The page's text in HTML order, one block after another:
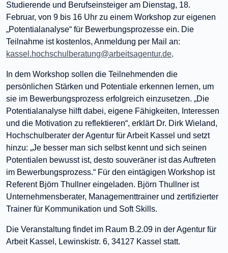
Studierende und Berufseinsteiger am Dienstag, 18.
Februar, von 9 bis 16 Uhr zu einem Workshop zur eigenen
„Potentialanalyse“ für Bewerbungsprozesse ein. Die
Teilnahme ist kostenlos, Anmeldung per Mail an:
kassel.hochschulberatung@arbeitsagentur.de.
In dem Workshop sollen die Teilnehmenden die
persönlichen Stärken und Potentiale erkennen lernen, um
sie im Bewerbungsprozess erfolgreich einzusetzen. „Die
Potentialanalyse hilft dabei, eigene Fähigkeiten, Interessen
und die Motivation zu reflektieren“, erklärt Dr. Dirk Wieland,
Hochschulberater der Agentur für Arbeit Kassel und setzt
hinzu: „Je besser man sich selbst kennt und sich seinen
Potentialen bewusst ist, desto souveräner ist das Auftreten
im Bewerbungsprozess.“ Für den eintägigen Workshop ist
Referent Björn Thullner eingeladen. Björn Thullner ist
Unternehmensberater, Managementtrainer und zertifizierter
Trainer für Kommunikation und Soft Skills.
Die Veranstaltung findet im Raum B.2.09 in der Agentur für
Arbeit Kassel, Lewinskistr. 6, 34127 Kassel statt.